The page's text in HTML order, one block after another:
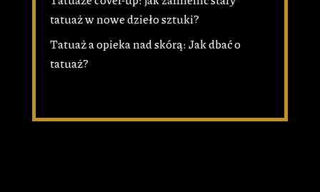
tatuaż w nowe dzieło sztuki?
Tatuaż a opieka nad skórą: Jak dbać o
tatuaż?